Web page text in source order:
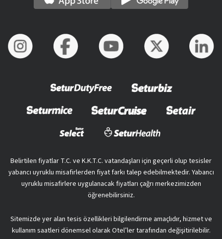
Belirtilen fiyatlar T.C. ve K.K.T.C. vatandaşları için geçerli olup tesisler
yabancı uyruklu misafirlerden fiyat farkı talep edebilmektedir. Yabancı
uyruklu misafirlere uygulanacak fiyatları çağrı merkezimizden
öğrenebilirsiniz.
Sitemizde yer alan tesis özellikleri bilgilendirme amaçlıdır, hizmet ve
kullanım saatleri dönemsel olarak Otel’ler tarafından değişitirilebilir.